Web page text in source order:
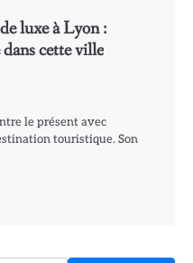
luxe à Lyon :
cette ville
le présent avec
touristique. Son